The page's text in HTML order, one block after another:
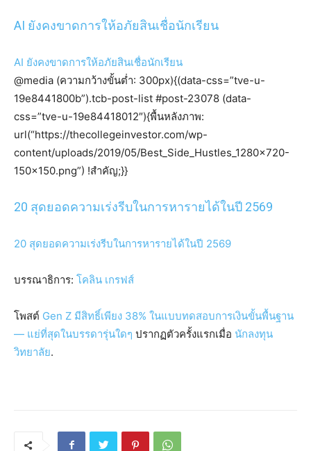
AI ยังคงขาดการให้อภัยสินเชื่อนักเรียน
AI ยังคงขาดการให้อภัยสินเชื่อนักเรียน
@media (ความกว้างขั้นต่ำ: 300px){(data-css=”tve-u-
19e8441800b”).tcb-post-list #post-23078 (data-
css=”tve-u-19e84418012″){พื้นหลังภาพ:
url(“https://thecollegeinvestor.com/wp-
content/uploads/2019/05/Best_Side_Hustles_1280x720-
150×150.png”) !สำคัญ;}}
20 สุดยอดความเร่งรีบในการหารายได้ในปี 2569
20 สุดยอดความเร่งรีบในการหารายได้ในปี 2569
บรรณาธิการ: โคลิน เกรฟส์
โพสต์ Gen Z มีสิทธิ์เพียง 38% ในแบบทดสอบการเงินขั้นพื้นฐาน
— แย่ที่สุดในบรรดารุ่นใดๆ ปรากฏตัวครั้งแรกเมื่อ นักลงทุน
วิทยาลัย.